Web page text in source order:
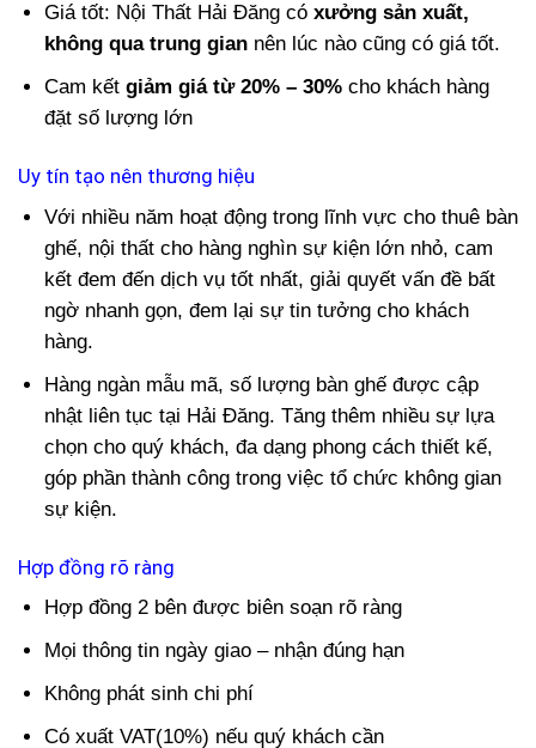
Giá tốt: Nội Thất Hải Đăng cóxưởng sản xuất,
không qua trung giannên lúc nào cũng có giá tốt.
Cam kết giảm giá từ 20% – 30%cho khách hàng
đặt số lượng lớn
Uy tín tạo nên thương hiệu
Với nhiều năm hoạt động trong lĩnh vực cho thuê bàn
ghế, nội thất cho hàng nghìn sự kiện lớn nhỏ, cam
kết đem đến dịch vụ tốt nhất, giải quyết vấn đề bất
ngờ nhanh gọn, đem lại sự tin tưởng cho khách
hàng.
Hàng ngàn mẫu mã, số lượng bàn ghế được cập
nhật liên tục tại Hải Đăng. Tăng thêm nhiều sự lựa
chọn cho quý khách, đa dạng phong cách thiết kế,
góp phần thành công trong việc tổ chức không gian
sự kiện.
Hợp đồng rõ ràng
Hợp đồng 2 bên được biên soạn rõ ràng
Mọi thông tin ngày giao – nhận đúng hạn
Không phát sinh chi phí
Có xuất VAT(10%) nếu quý khách cần